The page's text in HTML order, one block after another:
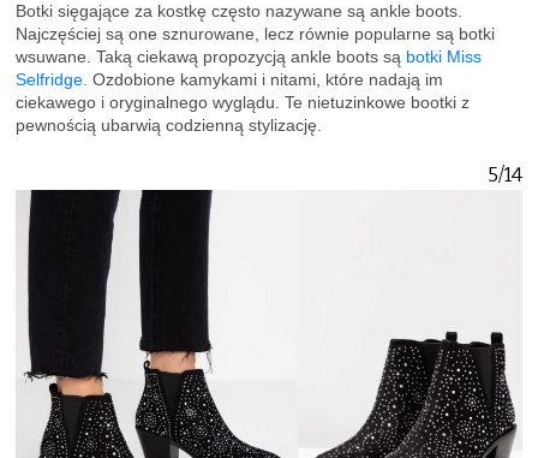
Botki sięgające za kostkę często nazywane są ankle boots.
Najczęściej są one sznurowane, lecz równie popularne są botki
wsuwane. Taką ciekawą propozycją ankle boots są botki Miss
Selfridge . Ozdobione kamykami i nitami, które nadają im
ciekawego i oryginalnego wyglądu. Te nietuzinkowe bootki z
pewnością ubarwią codzienną stylizację.
5/14